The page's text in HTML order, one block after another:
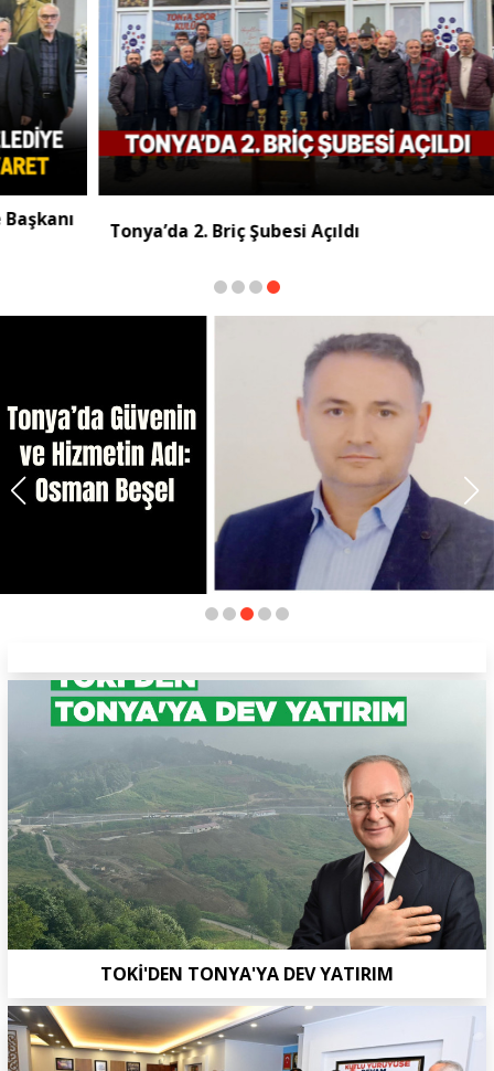
Yaylası’nda Tehlike Büyüyor
Tonya
Etki Gücü
TOKİ'DEN TONYA'YA DEV YATIRIM